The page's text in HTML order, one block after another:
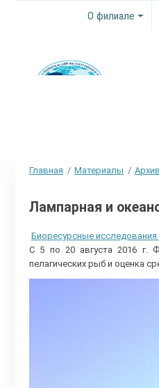
О филиале
Главная Материалы Архив
Лампарная и
Биоресурсные исследования
С 5 по 20 августа 2016 г.
пелагических рыб и оценка